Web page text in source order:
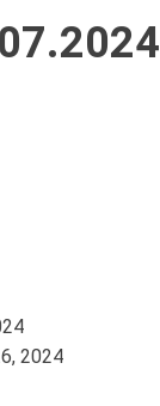
2024